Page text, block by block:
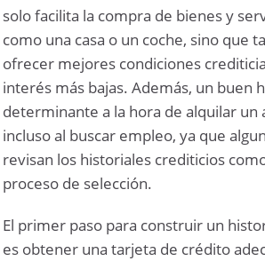
solo facilita la compra de bienes y
como una casa o un coche, sino que
ofrecer mejores condiciones
interés más bajas. Además, un buen
determinante a la hora de alquilar un
incluso al buscar empleo, ya que
revisan los historiales crediticios
proceso de selección.
El primer paso para construir un
es obtener una tarjeta de crédito